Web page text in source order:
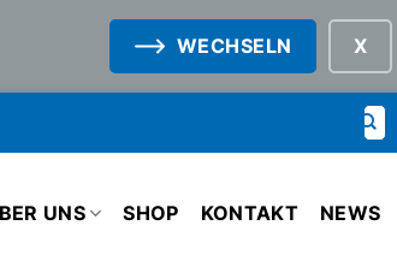
WECHSELN
Suche
nach:
UNS SHOP KONTAKT NEWS